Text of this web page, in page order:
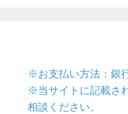
※お支払い方法：銀
※当サイトに記載さ
相談ください。